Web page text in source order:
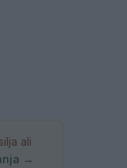
ali
→